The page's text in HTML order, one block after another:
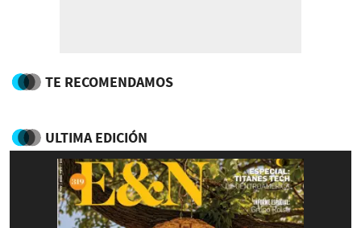
TE RECOMENDAMOS
ULTIMA EDICIÓN